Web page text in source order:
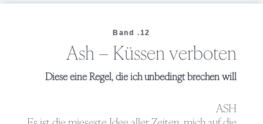
Band .12
Ash – Küssen verboten
Diese eine Regel, die ich unbedingt brechen will
ASH